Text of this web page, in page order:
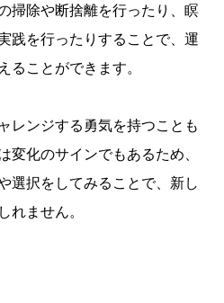
掃除や断捨離を行ったり、瞑
践を行ったりすることで、運
ることができます。
レンジする勇気を持つことも
変化のサインでもあるため、
選択をしてみることで、新し
れません。